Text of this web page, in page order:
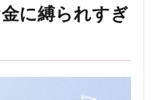
に縛られすぎ